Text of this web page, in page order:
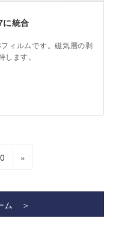
統合
ィルムです。磁気層の剥
ます。
»
ム ＞